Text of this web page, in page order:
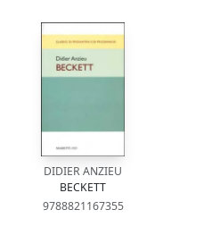
DIDIER ANZIEU
BECKETT
9788821167355